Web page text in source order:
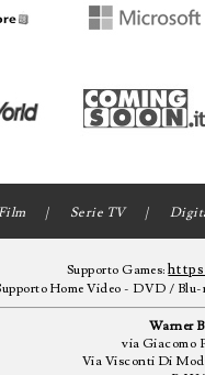
Serie TV
Supporto Games:
Home Video - DVD /
Warner
via Giacomo
Via Visconti Di